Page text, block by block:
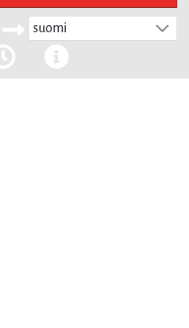
suomi